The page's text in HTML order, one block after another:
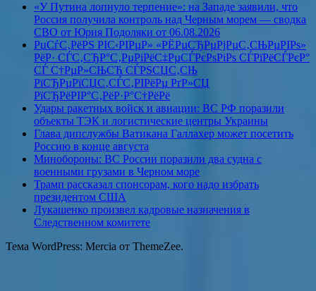
«У Путина лопнуло терпение»: на Западе заявили, что
Россия получила контроль над Черным морем — сводка
СВО от Юрия Подоляки от 06.08.2026
РџСѓС‚РёРЅ РІС‹РІРµР» «РЁРµСЂРµРјРµС‚СЊРµРІРѕ»
РёР· СЃС‚СЂР°С‚РµРіРёС‡РµСЃРєРѕРіРѕ СЃРїРёСЃРєР°
СЃ С†РµР»СЊСЋ СЃРЅСЏС‚СЊ
РїСЂРµРїСЏС‚СЃС‚РІРёРµ РґР»СЏ
РїСЂРёРІР°С‚РёР·Р°С†РёРё
Удары ракетных войск и авиации: ВС РФ поразили
объекты ТЭК и логистические центры Украины
Глава дипслужбы Ватикана Галлахер может посетить
Россию в конце августа
Минобороны: ВС России поразили два судна с
военными грузами в Черном море
Трамп рассказал спонсорам, кого надо избрать
президентом США
Лукашенко произвел кадровые назначения в
Следственном комитете
Тема WordPress: Mercia от ThemeZee.